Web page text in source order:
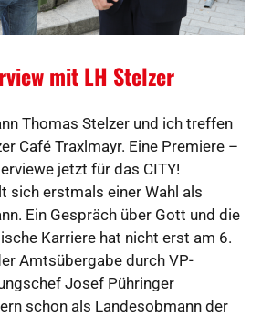
mit LH Stelzer
Thomas Stelzer und ich treffen
Café Traxlmayr. Eine Premiere –
jetzt für das CITY!
sich erstmals einer Wahl als
Ein Gespräch über Gott und die
Karriere hat nicht erst am 6.
Amtsübergabe durch VP-
Josef Pühringer
schon als Landesobmann der